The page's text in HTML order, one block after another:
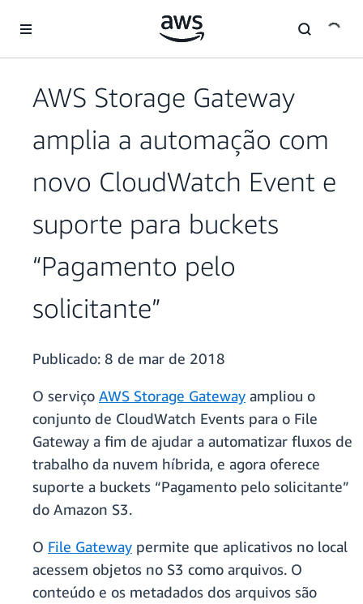
Pular para o conteúdo principal
AWS Storage Gateway
amplia a automação com
novo CloudWatch Event e
suporte para buckets
“Pagamento pelo
solicitante”
Publicado: 8 de mar de 2018
O serviço AWS Storage Gateway ampliou o
conjunto de CloudWatch Events para o File
Gateway a fim de ajudar a automatizar fluxos de
trabalho da nuvem híbrida, e agora oferece
suporte a buckets “Pagamento pelo solicitante”
do Amazon S3.
O File Gateway permite que aplicativos no local
acessem objetos no S3 como arquivos. O
conteúdo e os metadados dos arquivos são